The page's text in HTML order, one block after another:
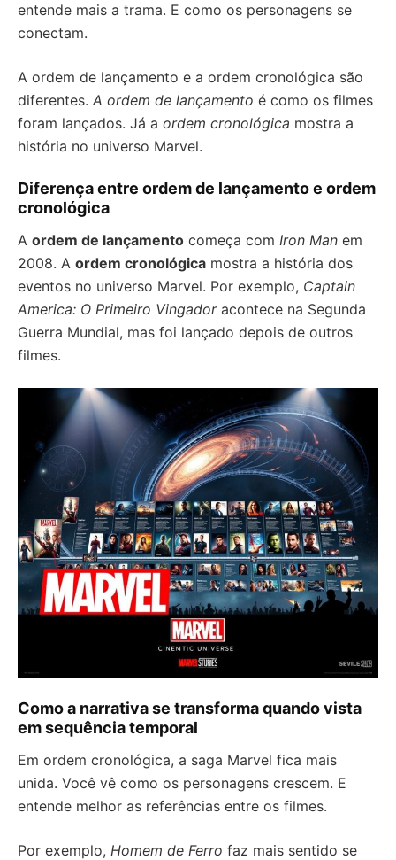
entende mais a trama. E como os personagens se
conectam.
A ordem de lançamento e a ordem cronológica são
diferentes. A ordem de lançamento é como os filmes
foram lançados. Já a ordem cronológica mostra a
história no universo Marvel.
Diferença entre ordem de lançamento e ordem
cronológica
A ordem de lançamento começa com Iron Man em
2008. A ordem cronológica mostra a história dos
eventos no universo Marvel. Por exemplo, Captain
America: O Primeiro Vingadoracontece na Segunda
Guerra Mundial, mas foi lançado depois de outros
filmes.
Como a narrativa se transforma quando vista
em sequência temporal
Em ordem cronológica, a saga Marvel fica mais
unida. Você vê como os personagens crescem. E
entende melhor as referências entre os filmes.
Por exemplo, Homem de Ferro faz mais sentido se